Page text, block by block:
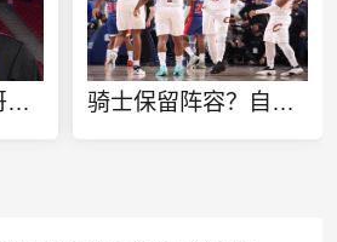
草台班子！字母哥现身欧冠决赛现场 转播方将其备注为绿军球员 骑士保留阵容？自媒体人驳斥：队记仅分析总裁言论 并非进行报道